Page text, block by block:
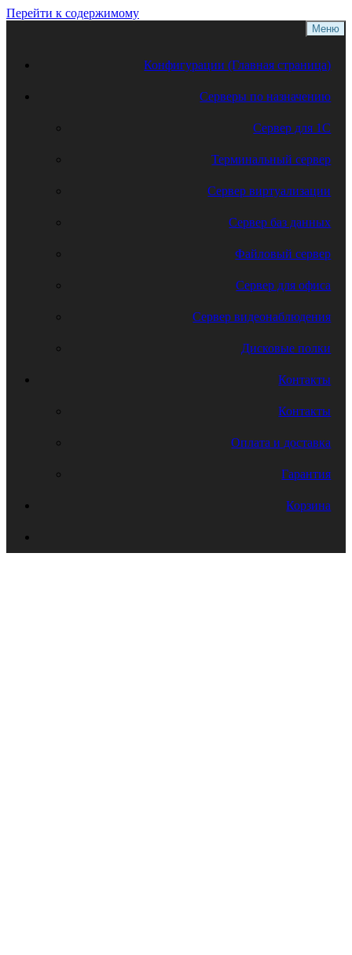
Перейти к содержимому
Меню
Конфигурации (Главная страница)
Серверы по назначению
Сервер для 1С
Терминальный сервер
Сервер виртуализации
Сервер баз данных
Файловый сервер
Сервер для офиса
Сервер видеонаблюдения
Дисковые полки
Контакты
Контакты
Оплата и доставка
Гарантия
Корзина